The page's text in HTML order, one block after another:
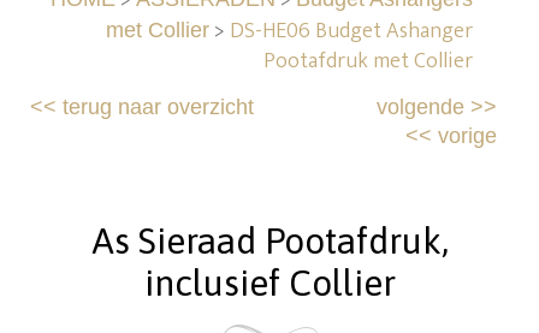
met Collier> DS-HE06 Budget Ashanger
Pootafdruk met Collier
<<terug naar overzicht volgende>>
<< vorige
As Sieraad Pootafdruk,
inclusief Collier